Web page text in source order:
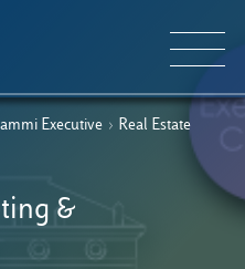
IT
Executive › Real Estate
&